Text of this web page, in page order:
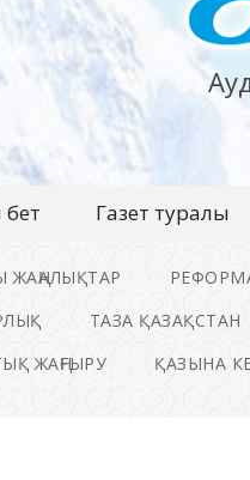
бет Газет туралы
ЖАҢАЛЫҚТАР
ТАЗА ҚАЗАҚСТАН
ЖАҢҒЫРУ
ҚАЗЫНА